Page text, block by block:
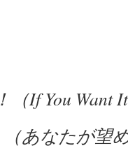
（If You Want
あなたが望